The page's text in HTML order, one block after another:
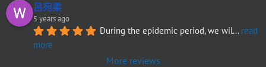
呂宛柔
5 years ago
During the epidemic period, we wil... read
more
More reviews